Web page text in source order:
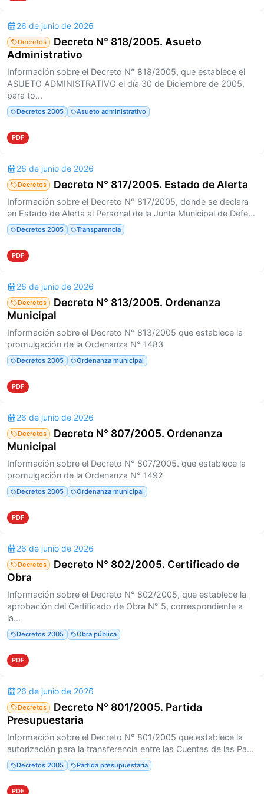
26 de junio de 2026
Decretos
Decreto N° 818/2005. Asueto
Administrativo
Información sobre el Decreto N° 818/2005, que establece el
ASUETO ADMINISTRATIVO el día 30 de Diciembre de 2005,
para to...
Decretos 2005 Asueto administrativo
PDF
26 de junio de 2026
Decretos Decreto N° 817/2005. Estado de Alerta
Información sobre el Decreto N° 817/2005, donde se declara
en Estado de Alerta al Personal de la Junta Municipal de Defe...
Decretos 2005 Transparencia
PDF
26 de junio de 2026
Decretos
Decreto N° 813/2005. Ordenanza
Municipal
Información sobre el Decreto N° 813/2005 que establece la
promulgación de la Ordenanza N° 1483
Decretos 2005 Ordenanza municipal
PDF
26 de junio de 2026
Decretos
Decreto N° 807/2005. Ordenanza
Municipal
Información sobre el Decreto N° 807/2005. que establece la
promulgación de la Ordenanza N° 1492
Decretos 2005 Ordenanza municipal
PDF
26 de junio de 2026
Decretos
Decreto N° 802/2005. Certificado de
Obra
Información sobre el Decreto N° 802/2005, que establece la
aprobación del Certificado de Obra N° 5, correspondiente a
la...
Decretos 2005 Obra pública
PDF
26 de junio de 2026
Decretos
Decreto N° 801/2005. Partida
Presupuestaria
Información sobre el Decreto N° 801/2005 que establece la
autorización para la transferencia entre las Cuentas de las Pa...
Decretos 2005 Partida presupuestaria
PDF